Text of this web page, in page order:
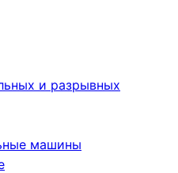
и разрывных
машины